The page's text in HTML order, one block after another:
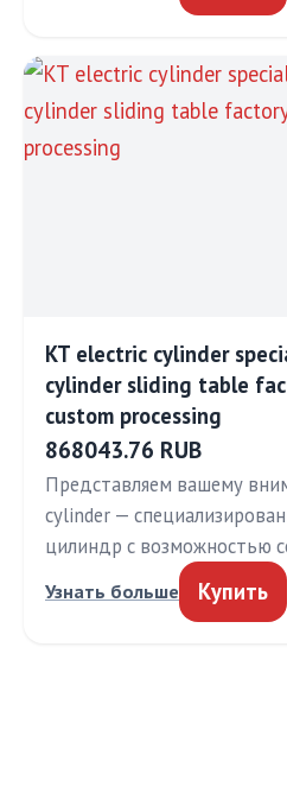
KT electric cylinder
cylinder sliding table
custom processing
868043.76 RUB
Представляем вашему
cylinder —
цилиндр с возможностью
Узнать больше Купить